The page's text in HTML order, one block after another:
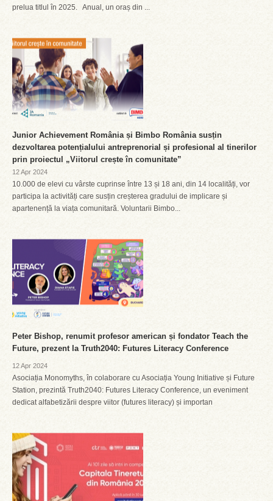
prelua titlul în 2025. Anual, un oraș din ...
Junior Achievement România și Bimbo România susțin
dezvoltarea potențialului antreprenorial și profesional al tinerilor
prin proiectul „Viitorul crește în comunitate”
12 Apr 2024
10.000 de elevi cu vârste cuprinse între 13 și 18 ani, din 14 localități, vor
participa la activități care susțin creșterea gradului de implicare și
apartenență la viața comunitară. Voluntarii Bimbo...
Peter Bishop, renumit profesor american și fondator Teach the
Future, prezent la Truth2040: Futures Literacy Conference
12 Apr 2024
Asociația Monomyths, în colaborare cu Asociația Young Initiative și Future
Station, prezintă Truth2040: Futures Literacy Conference, un eveniment
dedicat alfabetizării despre viitor (futures literacy) și importan